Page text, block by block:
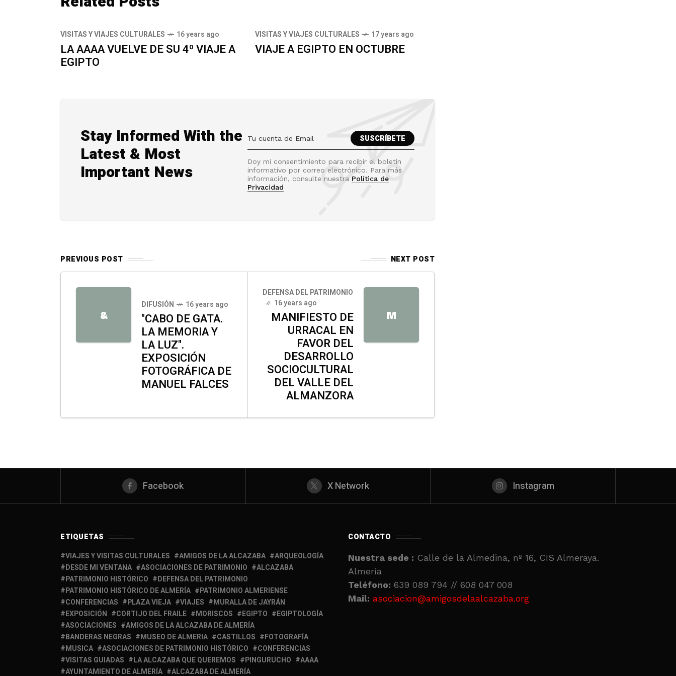
VISITAS Y VIAJES CULTURALES 16 years ago
LA AAAA VUELVE DE SU 4º VIAJE A
EGIPTO
VISITAS Y VIAJES CULTURALES 17 years ago
VIAJE A EGIPTO EN OCTUBRE
Stay Informed With the
Latest & Most
Important News
Doy mi consentimiento para recibir el boletín
informativo por correo electrónico. Para más
información, consulte nuestra Política de
Privacidad
PREVIOUS POST NEXT POST
&
DIFUSIÓN 16 years ago
"CABO DE GATA.
LA MEMORIA Y
LA LUZ".
EXPOSICIÓN
FOTOGRÁFICA DE
MANUEL FALCES
M
DEFENSA DEL PATRIMONIO
16 years ago
MANIFIESTO DE
URRACAL EN
FAVOR DEL
DESARROLLO
SOCIOCULTURAL
DEL VALLE DEL
ALMANZORA
Facebook X Network Instagram
ETIQUETAS
VIAJES Y VISITAS CULTURALES
AMIGOS DE LA ALCAZABA
ARQUEOLOGÍA
DESDE MI VENTANA
ASOCIACIONES DE PATRIMONIO
ALCAZABA
PATRIMONIO HISTÓRICO
DEFENSA DEL PATRIMONIO
PATRIMONIO HISTÓRICO DE ALMERÍA
PATRIMONIO ALMERIENSE
CONFERENCIAS
PLAZA VIEJA VIAJES
MURALLA DE JAYRÁN
EXPOSICIÓN
CORTIJO DEL FRAILE MORISCOS EGIPTO
EGIPTOLOGÍA
ASOCIACIONES
AMIGOS DE LA ALCAZABA DE ALMERÍA
BANDERAS NEGRAS
MUSEO DE ALMERIA CASTILLOS
FOTOGRAFÍA
MUSICA
ASOCIACIONES DE PATRIMONIO HISTÓRICO
CONFERENCIAS
VISITAS GUIADAS
LA ALCAZABA QUE QUEREMOS PINGURUCHO
AAAA
AYUNTAMIENTO DE ALMERÍA
ALCAZABA DE ALMERÍA
CONTACTO
Nuestra sede : Calle de la Almedina, nº 16, CIS Almeraya.
Almería
Teléfono: 639 089 794 // 608 047 008
Mail: asociacion@amigosdelaalcazaba.org